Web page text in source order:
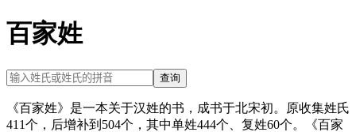
百家姓
查询
《百家姓》是一本关于汉姓的书，成书于北宋初。原收集姓氏
411个，后增补到504个，其中单姓444个、复姓60个。《百家